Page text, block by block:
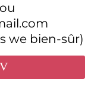
we bien-sûr)